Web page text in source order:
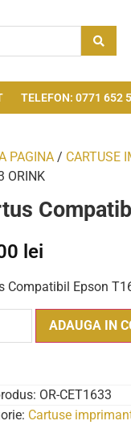
TELEFON: 0771 652
PAGINA / CARTUSE
ORINK
lei
Compatibil Epson
ADAUGA IN
OR-CET1633
Cartuse